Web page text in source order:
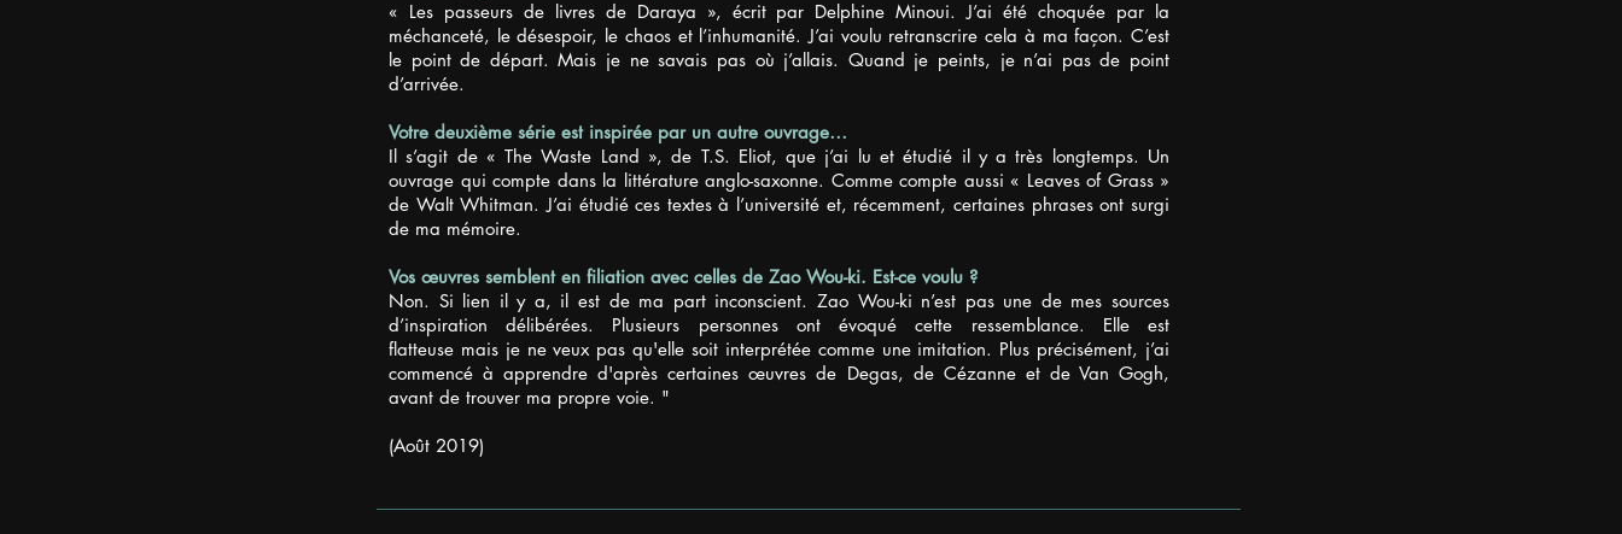
« Les passeurs de livres de Daraya », écrit par Delphine Minoui. J’ai été choquée par la
méchanceté, le désespoir, le chaos et l’inhumanité. J’ai voulu retranscrire cela à ma façon. C’est
le point de départ. Mais je ne savais pas où j’allais. Quand je peints, je n’ai pas de point
d’arrivée.
Votre deuxième série est inspirée par un autre ouvrage…
Il s’agit de « The Waste Land », de T.S. Eliot, que j’ai lu et étudié il y a très longtemps. Un
ouvrage qui compte dans la littérature anglo-saxonne. Comme compte aussi « Leaves of Grass »
de Walt Whitman. J’ai étudié ces textes à l’université et, récemment, certaines phrases ont surgi
de ma mémoire.
Vos œuvres semblent en filiation avec celles de Zao Wou-ki. Est-ce voulu ?
Non. Si lien il y a, il est de ma part inconscient. Zao Wou-ki n’est pas une de mes sources
d’inspiration délibérées. Plusieurs personnes ont évoqué cette ressemblance. Elle est
flatteuse mais je ne veux pas qu'elle soit interprétée comme une imitation. Plus précisément, j’ai
commencé à apprendre d'après certaines œuvres de Degas, de Cézanne et de Van Gogh,
avant de trouver ma propre voie. "
(Août 2019)